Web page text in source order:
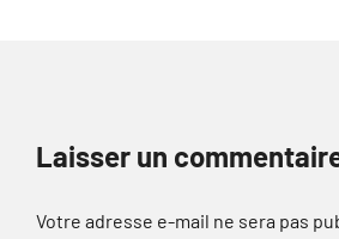
Laisser un
Votre adresse e-mail ne sera pas